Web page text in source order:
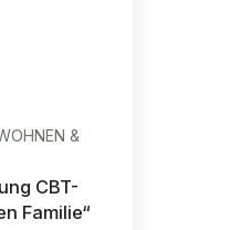
&
CBT-
Familie“